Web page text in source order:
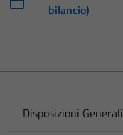
bilancio)
Disposizioni Generali